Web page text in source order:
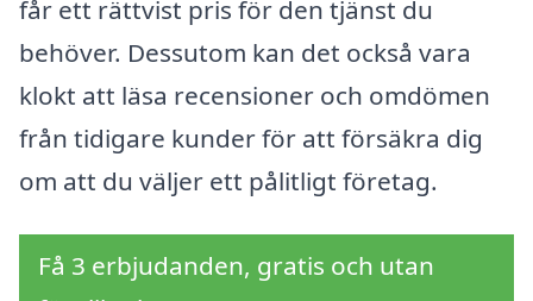
får ett rättvist pris för den tjänst du
behöver. Dessutom kan det också vara
klokt att läsa recensioner och omdömen
från tidigare kunder för att försäkra dig
om att du väljer ett pålitligt företag.
Få 3 erbjudanden, gratis och utan